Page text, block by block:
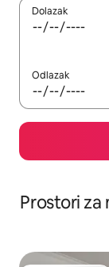
Dolazak
Odlazak
Prostori za